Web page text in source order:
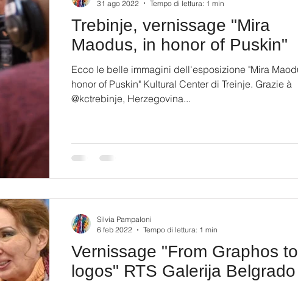
Trebinje, vernissage "Mira
Maodus, in honor of Puskin"
Ecco le belle immagini dell'esposizione "Mira Maodus, in
honor of Puskin" Kultural Center di Treinje. Grazie à
@kctrebinje, Herzegovina...
31 ago 2022
Tempo di lettura: 1 min
Vernissage "From Graphos to
logos" RTS Galerija Belgrado
Silvia Pampaloni
6 feb 2022
Tempo di lettura: 1 min